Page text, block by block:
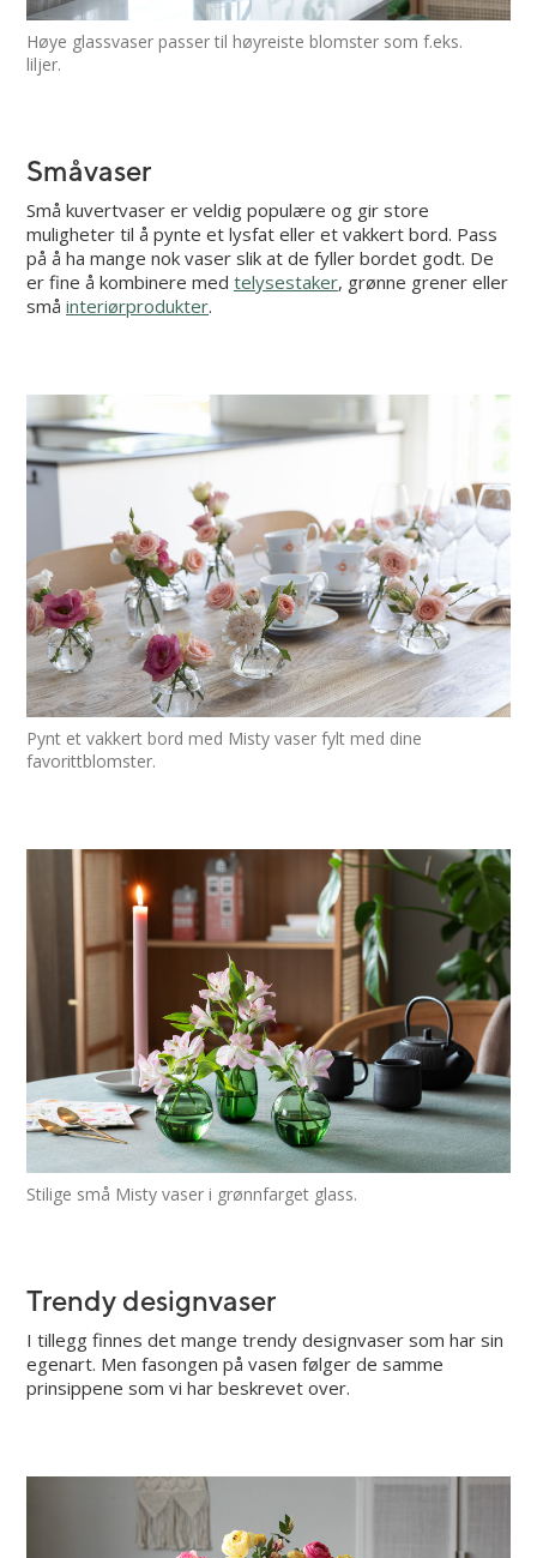
Høye glassvaser passer til høyreiste blomster som f.eks.
liljer.
Småvaser
Små kuvertvaser er veldig populære og gir store
muligheter til å pynte et lysfat eller et vakkert bord. Pass
på å ha mange nok vaser slik at de fyller bordet godt. De
er fine å kombinere med telysestaker, grønne grener eller
små interiørprodukter.
Pynt et vakkert bord med Misty vaser fylt med dine
favorittblomster.
Stilige små Misty vaser i grønnfarget glass.
Trendy designvaser
I tillegg finnes det mange trendy designvaser som har sin
egenart. Men fasongen på vasen følger de samme
prinsippene som vi har beskrevet over.